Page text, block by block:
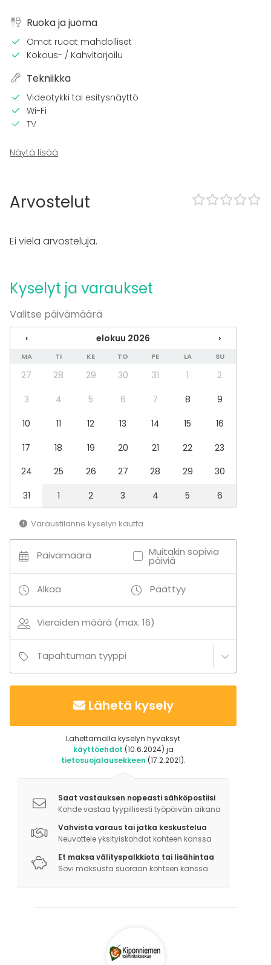
Ruoka ja juoma
Omat ruoat mahdolliset
Kokous- / Kahvitarjoilu
Tekniikka
Videotykki tai esitysnäyttö
Wi-Fi
TV
Tilaan kuuluu
Majoittumismahdollisuus
Keittiö asiakkaan käytössä
Fläppi- / Valkotaulu
Tapahtumatyypit
Juhlat
Häät
Illallinen / lounas
Kokous
Messut
Virkistystilaisuus
Elämys / aktiviteetti
Saunatila
Kabinetti
Aktiviteetit
Ulkoilu
Näytä lisää
Arvostelut
Ei vielä arvosteluja.
Kyselyt ja varaukset
Valitse päivämäärä
‹ elokuu 2026 ›
MA TI KE TO PE LA SU
27 28 29 30 31 1
2
3
4 5 6 7 8
9
10
11 12 13 14 15
16
17
18 19 20 21 22
23
24
25 26 27 28 29
30
31
1 2 3 4 5 6
Varaustilanne kyselyn kautta
Päivämäärä Muitakin sopivia
päiviä
Alkaa Päättyy
Vieraiden määrä (max. 16)
Tapahtuman tyyppi
Lähetä kysely
Lähettämällä kyselyn hyväksyt
käyttöehdot (10.6.2024) ja
tietosuojalausekkeen (17.2.2021).
Saat vastauksen nopeasti sähköpostiisi
Kohde vastaa tyypillisesti työpäivän aikana
Vahvista varaus tai jatka keskustelua
Neuvottele yksityiskohdat kohteen kanssa
Et maksa välityspalkkiota tai lisähintaa
Sovi maksusta suoraan kohteen kanssa